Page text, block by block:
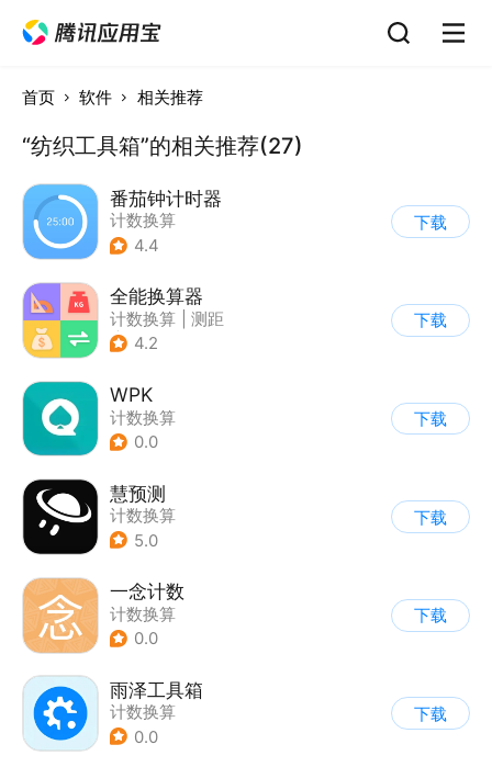
首页 软件 相关推荐
“纺织工具箱”的相关推荐(27)
番茄钟计时器
计数换算
4.4
下载
全能换算器
计数换算
测距
| 手电激光
4.2
下载
WPK
计数换算
0.0
下载
慧预测
计数换算
5.0
下载
一念计数
计数换算
0.0
下载
雨泽工具箱
计数换算
0.0
下载